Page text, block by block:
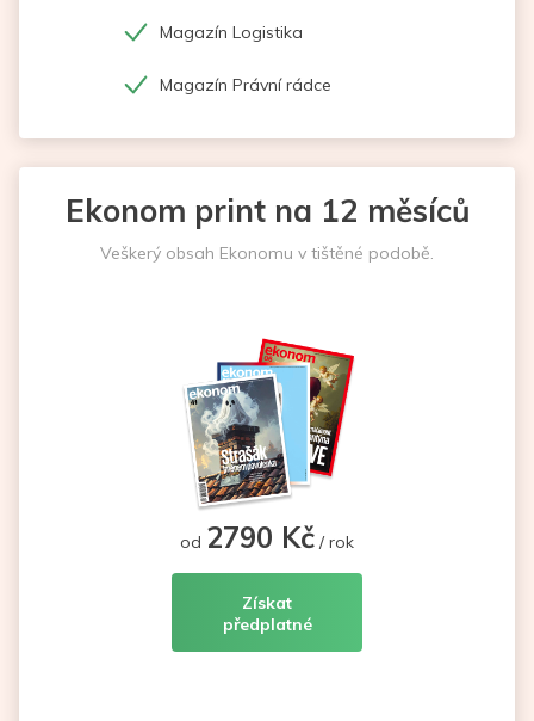
Magazín Logistika
Magazín Právní rádce
Ekonom print na 12 měsíců
Veškerý obsah Ekonomu v tištěné podobě.
od 2790 Kč / rok
Získat
předplatné